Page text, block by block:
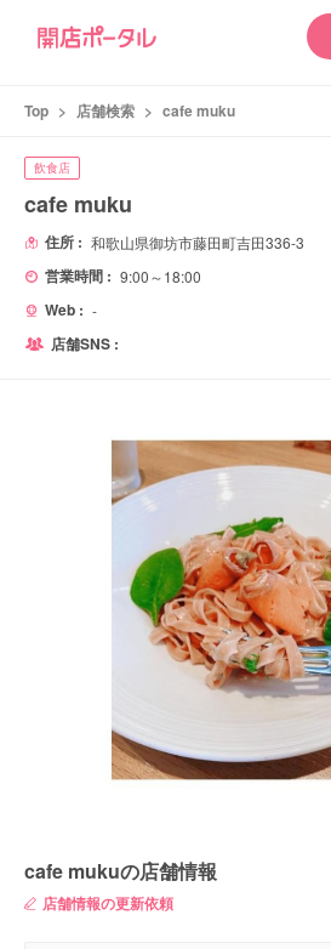
Top > 店舗検索 > cafe muku
飲食店
cafe muku
住所 : 和歌山県御坊市藤田町吉田336-3
営業時間 : 9:00～18:00
Web : -
店舗SNS :
cafe mukuの店舗情報
店舗情報の更新依頼